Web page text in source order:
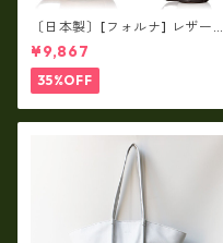
〔日本製〕[フォルナ] レザー×
パラフィン筒型2way シュリン
クレザー×79Aパラフィン fo
-259630
¥9,867
35%OFF